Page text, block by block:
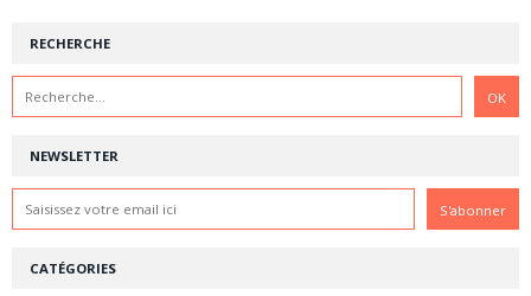
NEWSLETTER
RECHERCHE
CATÉGORIES